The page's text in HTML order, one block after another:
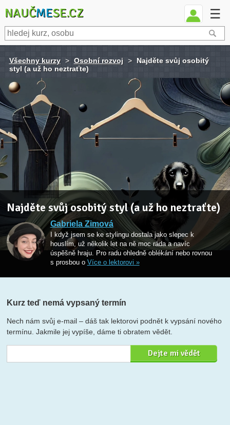
NAUČMESE.CZ ☰
Všechny kurzy > Osobní rozvoj >
Najděte svůj osobitý
styl (a už ho neztraťte)
Najděte svůj osobitý styl (a už ho neztraťte)
Gabriela Zimová
I když jsem se ke stylingu dostala jako slepec k
houslím, už několik let na ně moc ráda a navíc
úspěšně hraju. Pro radu ohledně oblékání nebo rovnou
s prosbou o Více o lektorovi »
Kurz teď nemá vypsaný termín
Nech nám svůj e-mail – dáš tak lektorovi podnět k vypsání nového
termínu. Jakmile jej vypíše, dáme ti obratem vědět.